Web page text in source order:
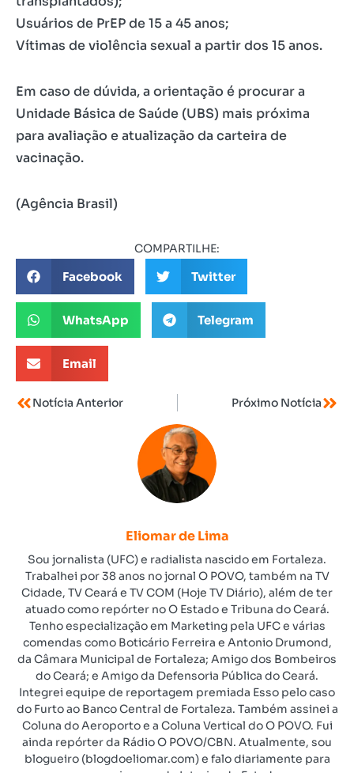
Usuários de PrEP de 15 a 45 anos;
Vítimas de violência sexual a partir dos 15 anos.
Em caso de dúvida, a orientação é procurar a
Unidade Básica de Saúde (UBS) mais próxima
para avaliação e atualização da carteira de
vacinação.
(Agência Brasil)
COMPARTILHE:
Facebook Twitter
WhatsApp Telegram
Email
Notícia Anterior Próximo Notícia
Eliomar de Lima
Sou jornalista (UFC) e radialista nascido em Fortaleza.
Trabalhei por 38 anos no jornal O POVO, também na TV
Cidade, TV Ceará e TV COM (Hoje TV Diário), além de ter
atuado como repórter no O Estado e Tribuna do Ceará.
Tenho especialização em Marketing pela UFC e várias
comendas como Boticário Ferreira e Antonio Drumond,
da Câmara Municipal de Fortaleza; Amigo dos Bombeiros
do Ceará; e Amigo da Defensoria Pública do Ceará.
Integrei equipe de reportagem premiada Esso pelo caso
do Furto ao Banco Central de Fortaleza. Também assinei a
Coluna do Aeroporto e a Coluna Vertical do O POVO. Fui
ainda repórter da Rádio O POVO/CBN. Atualmente, sou
blogueiro (blogdoeliomar.com) e falo diariamente para